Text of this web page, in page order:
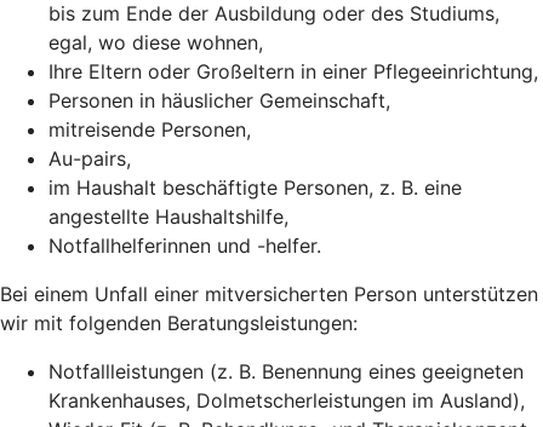
bis zum Ende der Ausbildung oder des Studiums,
egal, wo diese wohnen,
Ihre Eltern oder Großeltern in einer Pflegeeinrichtung,
Personen in häuslicher Gemeinschaft,
mitreisende Personen,
Au-pairs,
im Haushalt beschäftigte Personen, z. B. eine
angestellte Haushaltshilfe,
Notfallhelferinnen und -helfer.
Bei einem Unfall einer mitversicherten Person unterstützen
wir mit folgenden Beratungsleistungen:
Notfallleistungen (z. B. Benennung eines geeigneten
Krankenhauses, Dolmetscherleistungen im Ausland),